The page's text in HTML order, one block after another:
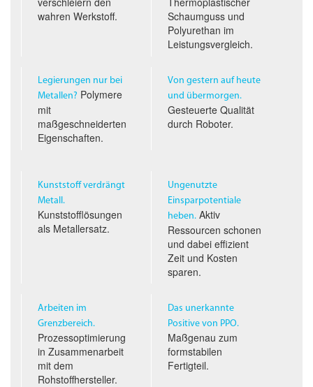
wahren Werkstoff.
Schaumguss und
Polyurethan im
Leistungs­vergleich.
Legierungen nur bei
Metallen? Polymere
mit
maßgeschneiderten
Eigenschaften.
Von gestern auf heute
und übermorgen.
Gesteuerte Qualität
durch Roboter.
Kunststoff verdrängt
Metall.
Kunststofflösungen
als Metallersatz.
Ungenutzte
Einsparpotentiale
heben.Aktiv
Ressourcen schonen
und dabei effizient
Zeit und Kosten
sparen.
Arbeiten im
Grenzbereich.
Prozessoptimierung
in Zusammenarbeit
mit dem
Rohstoffhersteller.
Das unerkannte
Positive von PPO.
Maßgenau zum
formstabilen
Fertigteil.